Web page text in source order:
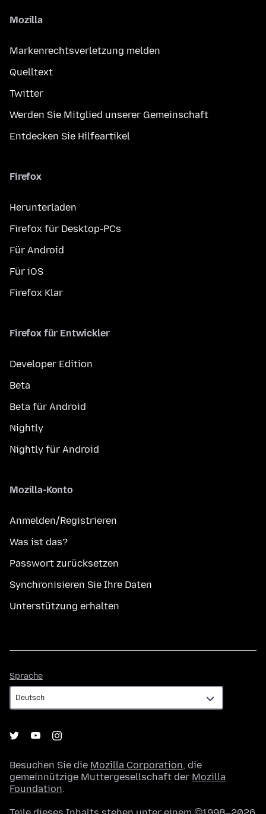
Mozilla
Markenrechtsverletzung melden
Quelltext
Twitter
Werden Sie Mitglied unserer Gemeinschaft
Entdecken Sie Hilfeartikel
Firefox
Herunterladen
Firefox für Desktop-PCs
Für Android
Für iOS
Firefox Klar
Firefox für Entwickler
Developer Edition
Beta
Beta für Android
Nightly
Nightly für Android
Mozilla-Konto
Anmelden/Registrieren
Was ist das?
Passwort zurücksetzen
Synchronisieren Sie Ihre Daten
Unterstützung erhalten
Sprache
Besuchen Sie die Mozilla Corporation, die
gemeinnützige Muttergesellschaft der Mozilla
Foundation.